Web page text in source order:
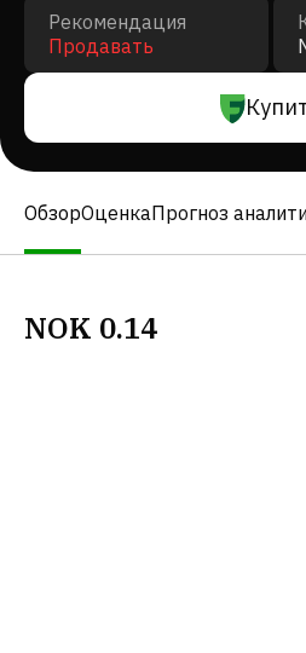
Рекомендация
Продавать
ОбзорОценкаПрогноз
NOK 0.14